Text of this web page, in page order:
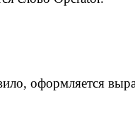
оформляется